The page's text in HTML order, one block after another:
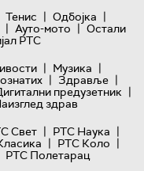
Тенис | Одбојка |
| Ауто-мото | Остали
РТС
| Музика |
| Здравље |
предузетник |
здрав
Свет | РТС Наука |
| РТС Коло |
РТС Полетарац